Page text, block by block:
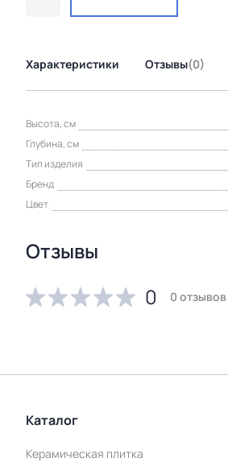
Характеристики Отзывы(0)
Высота, см
Глубина, см
Тип изделия
Бренд
Цвет
Отзывы
0
0 отзывов
Каталог
Керамическая плитка